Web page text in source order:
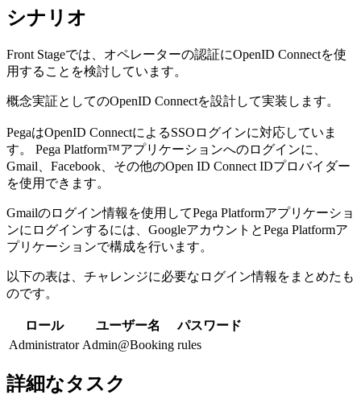
シナリオ
Front Stageでは、オペレーターの認証にOpenID Connectを使
用することを検討しています。
概念実証としてのOpenID Connectを設計して実装します。
PegaはOpenID ConnectによるSSOログインに対応していま
す。 Pega Platform™アプリケーションへのログインに、
Gmail、Facebook、その他のOpen ID Connect IDプロバイダー
を使用できます。
Gmailのログイン情報を使用してPega Platformアプリケーショ
ンにログインするには、GoogleアカウントとPega Platformア
プリケーションで構成を行います。
以下の表は、チャレンジに必要なログイン情報をまとめたも
のです。
ロール ユーザー名
パスワード
Administrator Admin@Booking rules
詳細なタスク